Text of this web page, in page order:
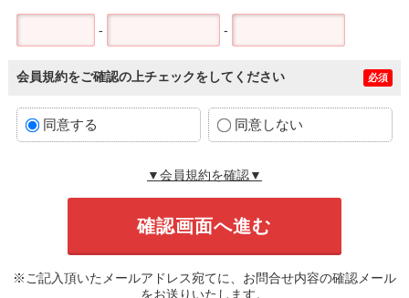
- -
会員規約をご確認の上チェックをしてください 必須
同意する 同意しない
▼会員規約を確認▼
※ご記入頂いたメールアドレス宛てに、お問合せ内容の確認メール
をお送りいたします。